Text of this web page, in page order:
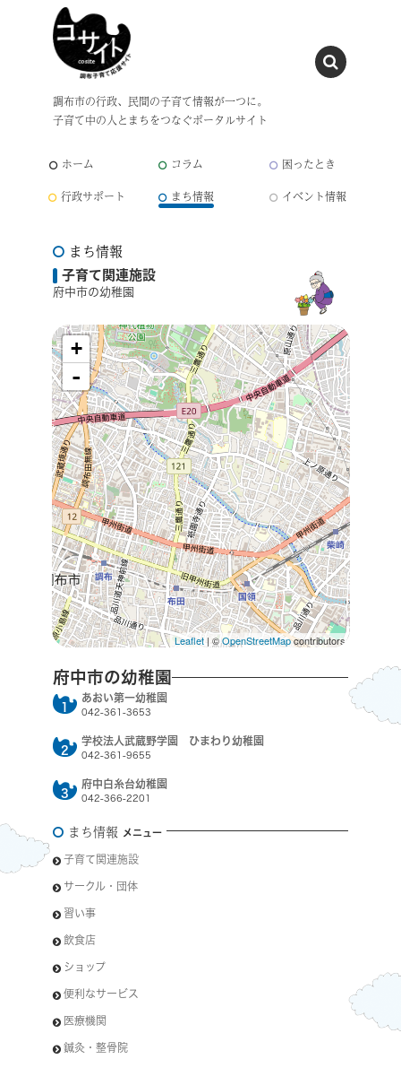
調布市の行政、民間の子育て情報が一つに。
子育て中の人とまちをつなぐポータルサイト
ホーム コラム
困ったとき
行政サポート
まち情報 イベント情報
まち情報
子育て関連施設
府中市の幼稚園
+
-
Leaflet| ©OpenStreetMapcontributors
府中市の幼稚園
1
あおい第一幼稚園
042-361-3653
2
学校法人武蔵野学園 ひまわり幼稚園
042-361-9655
3
府中白糸台幼稚園
042-366-2201
まち情報 メニュー
子育て関連施設
サークル・団体
習い事
飲食店
ショップ
便利なサービス
医療機関
鍼灸・整骨院